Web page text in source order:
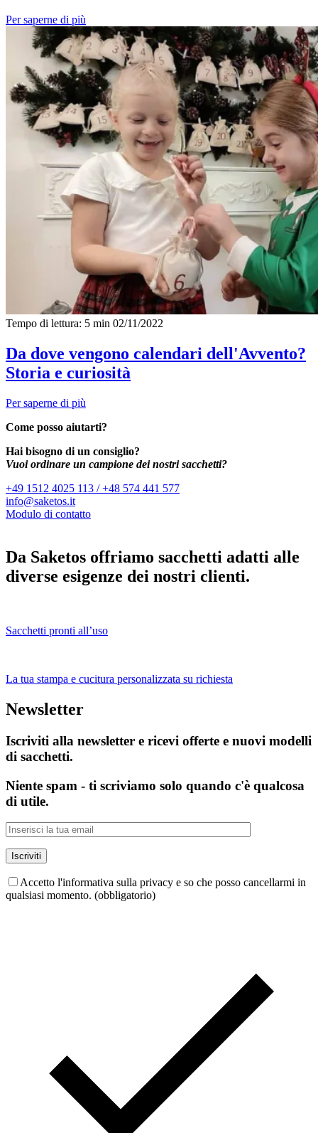
Per saperne di più
Tempo di lettura: 5 min 02/11/2022
Da dove vengono calendari dell'Avvento?
Storia e curiosità
Per saperne di più
Come posso aiutarti?
Hai bisogno di un consiglio?
Vuoi ordinare un campione dei nostri sacchetti?
+49 1512 4025 113 / +48 574 441 577
info@saketos.it
Modulo di contatto
Da Saketos offriamo sacchetti adatti alle
diverse esigenze dei nostri clienti.
Sacchetti pronti all’uso
La tua stampa e cucitura personalizzata su richiesta
Newsletter
Iscriviti alla newsletter e ricevi offerte e nuovi modelli
di sacchetti.
Niente spam - ti scriviamo solo quando c'è qualcosa
di utile.
Accetto l'informativa sulla privacy e so che posso cancellarmi in
qualsiasi momento. (obbligatorio)